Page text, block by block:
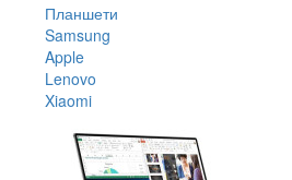
Планшети
Samsung
Apple
Lenovo
Xiaomi